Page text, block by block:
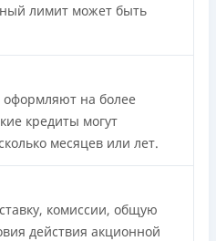
лимит может быть
на более
кредиты могут
месяцев или лет.
комиссии, общую
действия акционной